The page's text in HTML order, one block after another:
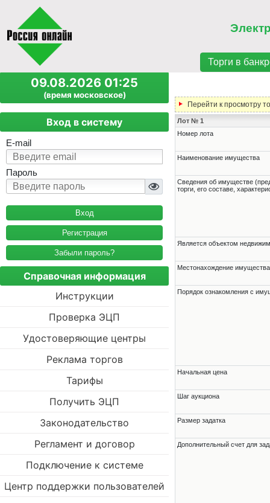
Торги в
09.08.2026 01:25
(время московское)
Вход в систему
E-mail
Пароль
Регистрация
Забыли пароль?
Справочная информация
Инструкции
Проверка ЭЦП
Удостоверяющие центры
Реклама торгов
Тарифы
Получить ЭЦП
Законодательство
Регламент и договор
Подключение к системе
Центр поддержки пользователей
Перейти к просмотру
Лот № 1
Номер лота
Наименование имущества
Cведения об имуществе
торги, его составе,
Является объектом
Местонахождение имущества
Порядок ознакомления с
Начальная цена
Шаг аукциона
Размер задатка
Дополнительный счет для